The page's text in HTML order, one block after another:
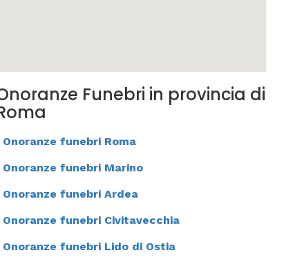
Funebri in provincia di
Onoranze funebri Roma
Onoranze funebri Marino
Onoranze funebri Ardea
Onoranze funebri Civitavecchia
Onoranze funebri Lido di Ostia